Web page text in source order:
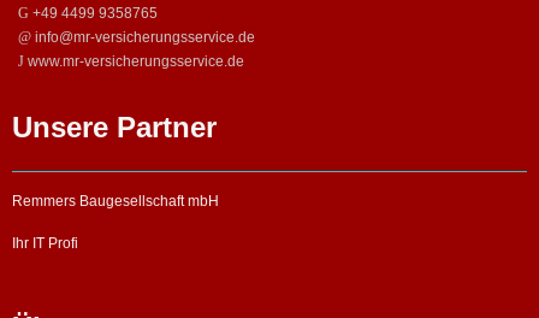
+49 4499 9358765
info@mr-versicherungsservice.de
www.mr-versicherungsservice.de
Unsere Partner
Remmers Baugesellschaft mbH
Ihr IT Profi